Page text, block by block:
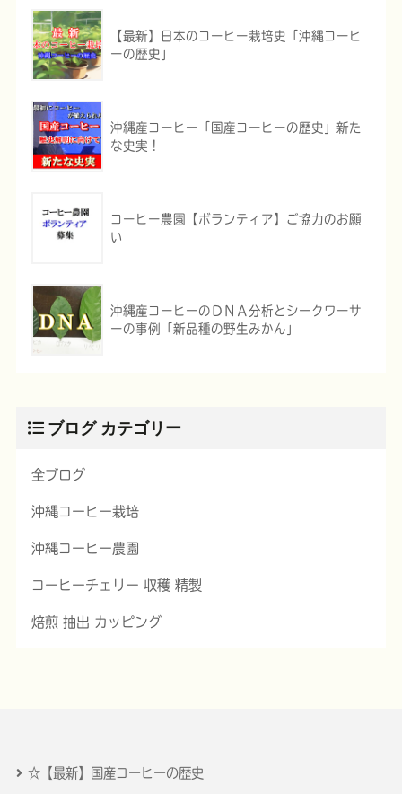
【最新】日本のコーヒー栽培史「沖縄コーヒ
ーの歴史」
沖縄産コーヒー「国産コーヒーの歴史」新た
な史実！
コーヒー農園【ボランティア】ご協力のお願
い
沖縄産コーヒーのＤＮＡ分析とシークワーサ
ーの事例「新品種の野生みかん」
ブログ カテゴリー
全ブログ
沖縄コーヒー栽培
沖縄コーヒー農園
コーヒーチェリー 収穫 精製
焙煎 抽出 カッピング
☆【最新】国産コーヒーの歴史